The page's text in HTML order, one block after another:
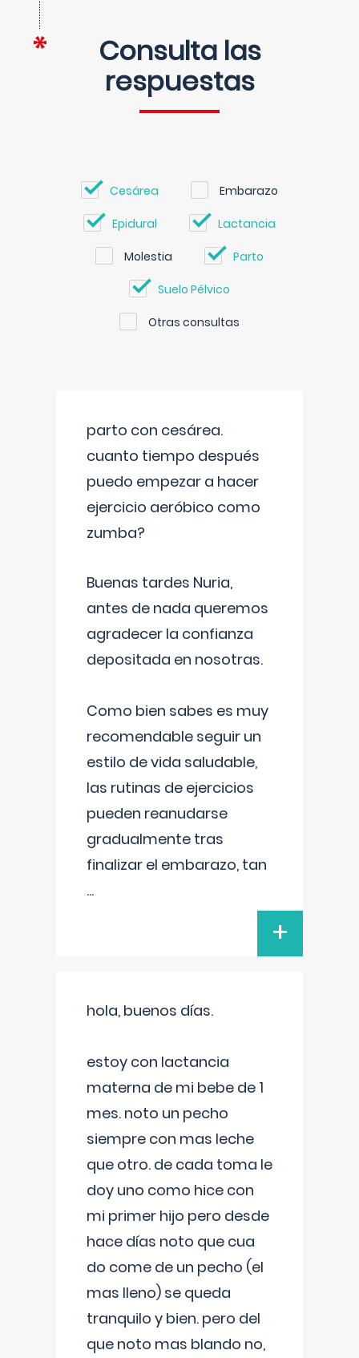
Consulta las
respuestas
Cesárea Embarazo
Epidural Lactancia
Molestia Parto
Suelo Pélvico
Otras consultas
parto con cesárea.
cuanto tiempo después
puedo empezar a hacer
ejercicio aeróbico como
zumba?
Buenas tardes Nuria,
antes de nada queremos
agradecer la confianza
depositada en nosotras.
Como bien sabes es muy
recomendable seguir un
estilo de vida saludable,
las rutinas de ejercicios
pueden reanudarse
gradualmente tras
finalizar el embarazo, tan
...
+
hola, buenos días.
estoy con lactancia
materna de mi bebe de 1
mes. noto un pecho
siempre con mas leche
que otro. de cada toma le
doy uno como hice con
mi primer hijo pero desde
hace días noto que cua
do come de un pecho (el
mas lleno) se queda
tranquilo y bien. pero del
que noto mas blando no,